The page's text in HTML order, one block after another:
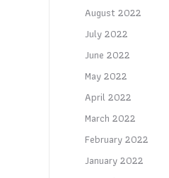
August 2022
July 2022
June 2022
May 2022
April 2022
March 2022
February 2022
January 2022